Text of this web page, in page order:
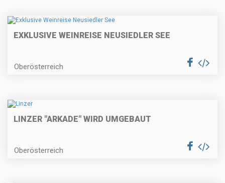
EXKLUSIVE WEINREISE NEUSIEDLER SEE
Oberösterreich
LINZER "ARKADE" WIRD UMGEBAUT
Oberösterreich